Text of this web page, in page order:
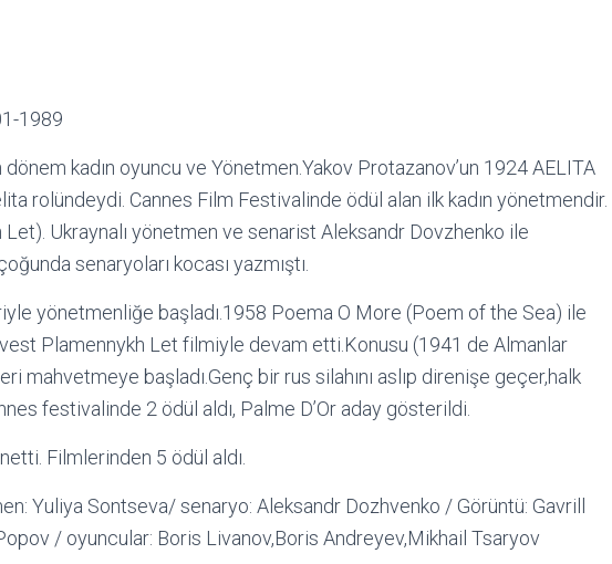
1989
dönem kadın oyuncu ve Yönetmen.Yakov Protazanov’un 1924 AELITA
rolündeydi. Cannes Film Festivalinde ödül alan ilk kadın yönetmendir.
Ukraynalı yönetmen ve senarist Aleksandr Dovzhenko ile
senaryoları kocası yazmıştı.
yönetmenliğe başladı.1958 Poema O More (Poem of the Sea) ile
Plamennykh Let filmiyle devam etti.Konusu (1941 de Almanlar
mahvetmeye başladı.Genç bir rus silahını aslıp direnişe geçer,halk
festivalinde 2 ödül aldı, Palme D’Or aday gösterildi.
Filmlerinden 5 ödül aldı.
Yuliya Sontseva/ senaryo: Aleksandr Dozhvenko / Görüntü: Gavrill
/ oyuncular: Boris Livanov,Boris Andreyev,Mikhail Tsaryov